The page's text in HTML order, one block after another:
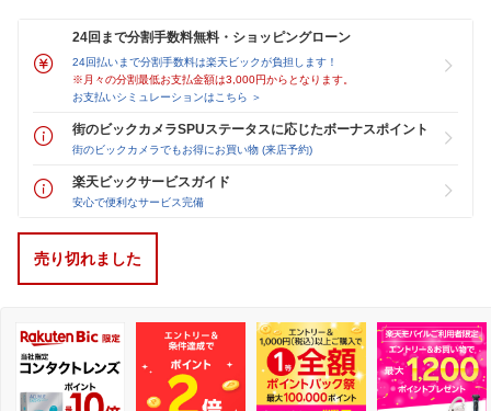
24回まで分割手数料無料・ショッピングローン
24回払いまで分割手数料は楽天ビックが負担します！
※月々の分割最低お支払金額は3,000円からとなります。
お支払いシミュレーションはこちら ＞
街のビックカメラSPUステータスに応じたボーナスポイント
街のビックカメラでもお得にお買い物 (来店予約)
楽天ビックサービスガイド
安心で便利なサービス完備
売り切れました